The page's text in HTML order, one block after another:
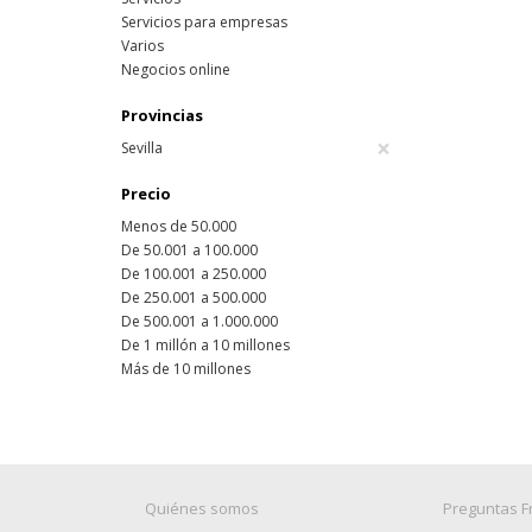
Servicios para empresas
Varios
Negocios online
Provincias
Sevilla ×
Precio
Menos de 50.000
De 50.001 a 100.000
De 100.001 a 250.000
De 250.001 a 500.000
De 500.001 a 1.000.000
De 1 millón a 10 millones
Más de 10 millones
Quiénes somos Preguntas